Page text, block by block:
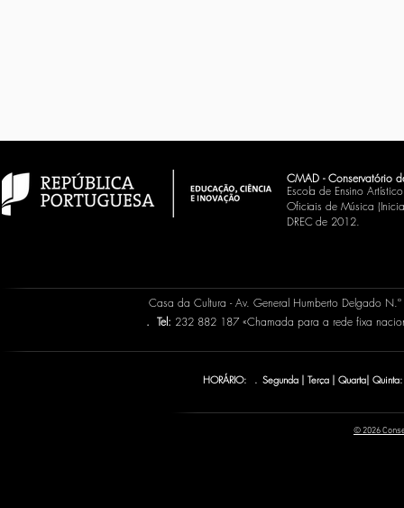
CMAD - Conservatório
Escola de Ensino
Oficiais de Música
DREC de 2012.
Casa da Cultura - Av. General Humberto Delgado
. Tel: 232 882 187 «Chamada para a rede fixa
HORÁRIO: . Segunda | Terça | Quarta|
© 2026